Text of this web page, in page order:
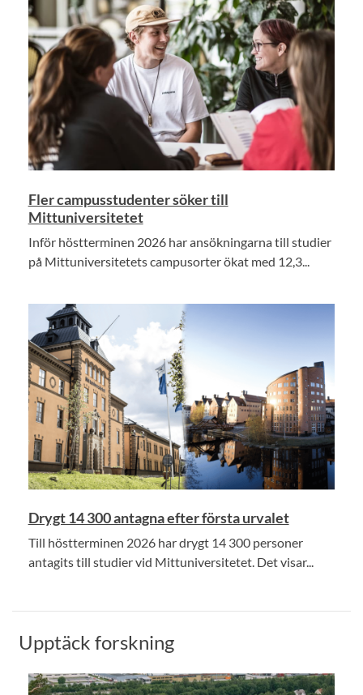
Fler campusstudenter söker till
Mittuniversitetet
Inför höstterminen 2026 har ansökningarna till studier
på Mittuniversitetets campusorter ökat med 12,3...
Drygt 14 300 antagna efter första urvalet
Till höstterminen 2026 har drygt 14 300 personer
antagits till studier vid Mittuniversitetet. Det visar...
Upptäck forskning